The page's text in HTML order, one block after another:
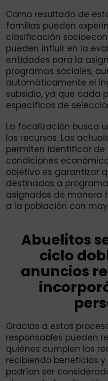
Como resultado de
familias pueden
clasificación
pueden influir en la
entidades para la
programas sociales,
automáticamente el
subsidio, ya que cada
específicos de
La focalización busca
los recursos. Las
permiten identificar
condiciones
objetivo es garantizar
destinados a
asignados de manera
a la población con
Abuelitos
ciclo
anuncios
Gracias a estos
responsables pueden
quiénes cumplen los
recibiendo beneficios
podrían ser